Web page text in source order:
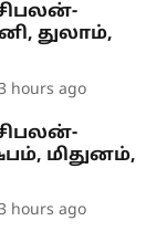
துலாம்,
hours ago
மிதுனம்,
hours ago